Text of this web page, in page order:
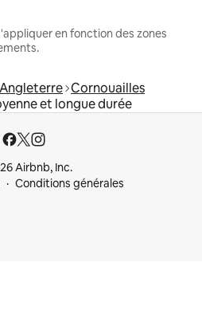
en fonction des zones
Angleterre Cornouailles
et longue durée
Airbnb, Inc.
Conditions générales